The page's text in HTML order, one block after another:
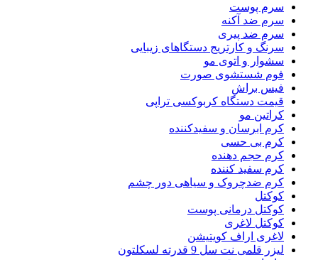
سرم پوست
سرم ضد آکنه
سرم ضد پیری
سرنگ و کارتریج دستگاهای زیبایی
سشوار و اتوی مو
فوم شستشوی صورت
فیس براش
قیمت دستگاه کربوکسی تراپی
کراتین مو
کرم ابرسان و سفیدکننده
کرم بی حسی
کرم حجم دهنده
کرم سفید کننده
کرم ضدچروک و سیاهی دور چشم
کوکتل
کوکتل درمانی پوست
کوکتل لاغری
لاغری اراف کویتیشن
لیزر قلمی نت سل 9 قدرته لسکلتون